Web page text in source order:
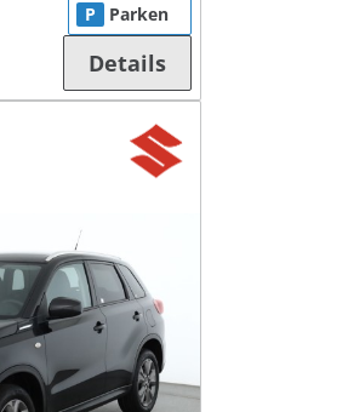
P Parken
Details